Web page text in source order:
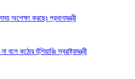
অপেক্ষা করছেঃ প্রধানমন্ত্রী
কঠোর হুঁশিয়ারিঃ স্বরাষ্ট্রমন্ত্রী